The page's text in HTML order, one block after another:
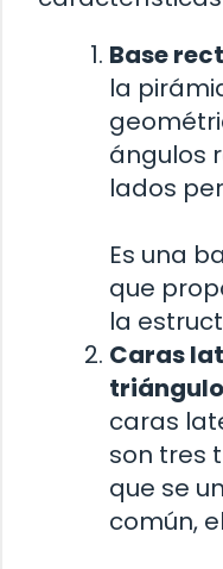
Base
la
ángulos
lados
Es una
que
la
Caras
caras
son tres
que se
común,